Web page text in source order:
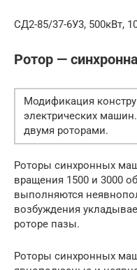
СД2-85/37-6У3, 500кВт,
Ротор —
Модификация
электрических
двумя роторами.
Роторы синхронных
вращения 1500 и 3000
выполняются
возбуждения
роторе пазы.
Роторы синхронных